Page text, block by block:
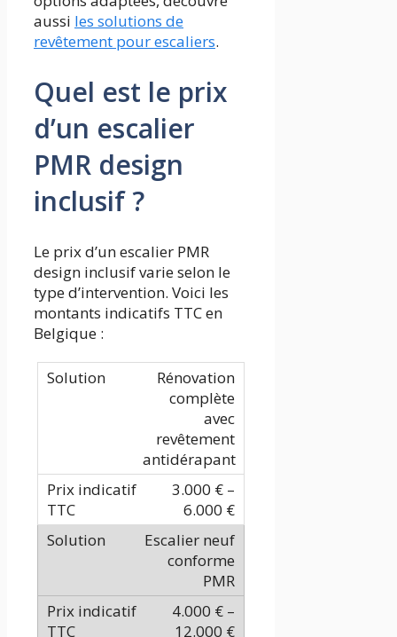
aussi les solutions de
revêtement pour escaliers.
Quel est le prix
d’un escalier
PMR design
inclusif ?
Le prix d’un escalier PMR
design inclusif varie selon le
type d’intervention. Voici les
montants indicatifs TTC en
Belgique :
Rénovation
complète
avec
revêtement
antidérapant
3.000 € –
6.000 €
Escalier neuf
conforme
PMR
4.000 € –
12.000 €